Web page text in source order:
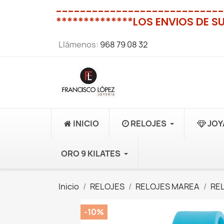
----------------------------
**************LOS ENVIOS DE
Llámenos: 968 79 08 32
INICIO RELOJES
ORO 9 KILATES
Inicio RELOJES RELOJES MAREA
-10%